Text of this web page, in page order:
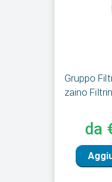
Gruppo
zaino
da